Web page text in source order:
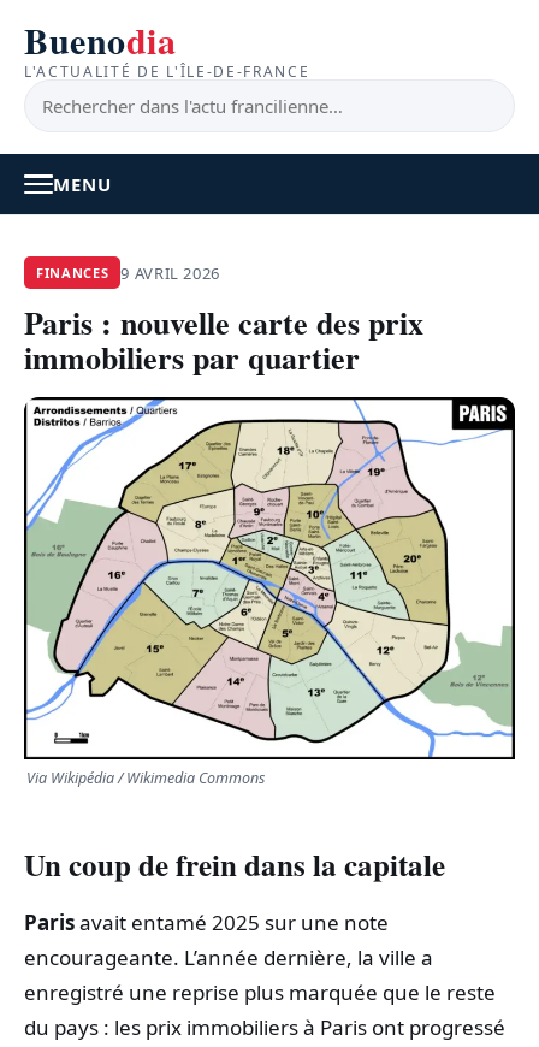
Buenodia
L'ACTUALITÉ DE L'ÎLE-DE-FRANCE
MENU
ACTUALITÉ
FEEL GOOD
FAITS DIVERS
TRANSPORTS
ÉCONOMIE
POLITIQUE
SPORT
SCIENCES & TECH
FINANCES 9 AVRIL 2026
Paris : nouvelle carte des prix
immobiliers par quartier
Via Wikipédia / Wikimedia Commons
Un coup de frein dans la capitale
Parisavait entamé 2025 sur une note
encourageante. L’année dernière, la ville a
enregistré une reprise plus marquée que le reste
du pays : les prix immobiliers à Paris ont progressé